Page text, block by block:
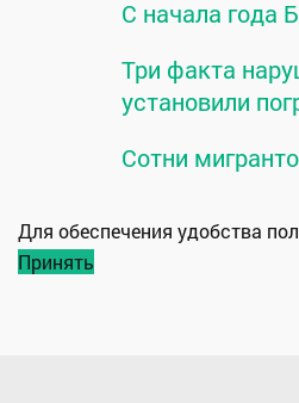
С начала года
Три факта
установили
Сотни
Для обеспечения удобства
Принять